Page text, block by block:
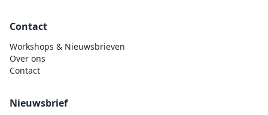
Contact
Workshops & Nieuwsbrieven
Over ons
Contact
Nieuwsbrief